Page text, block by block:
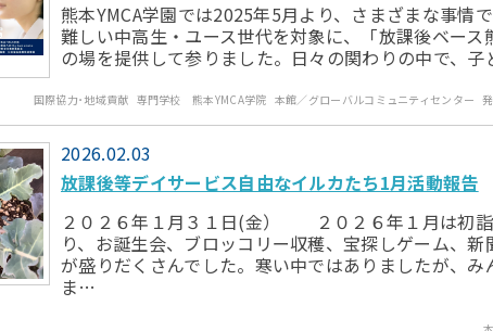
熊本YMCA学園では2025年5月より、さまざまな事情
難しい中高生・ユース世代を対象に、「放課後ベー
の場を提供して参りました。日々の関わりの中で、
国際協力･地域貢献 専門学校 熊本YMCA学院 本館／グローバルコミュニティセンター
2026.02.03
放課後等デイサービス自由なイルカたち1月活動報告
２０２６年１月３１日(金） ２０２６年１月は初詣
り、お誕生会、ブロッコリー収穫、宝探しゲーム、
が盛りだくさんでした。寒い中ではありましたが、み
ま…